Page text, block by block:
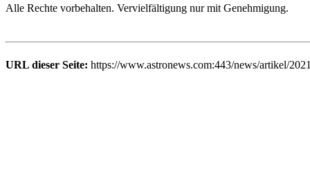
Alle Rechte vorbehalten. Vervielfältigung nur mit Genehmigung.
URL dieser Seite: https://www.astronews.com:443/news/artikel/